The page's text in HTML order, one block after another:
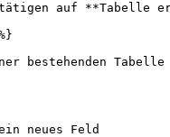
auf **Tabelle
bestehenden
neues Feld